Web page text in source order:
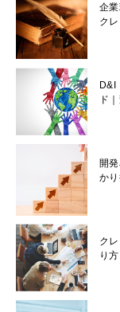
企
ク
D&I
ド
開
かり
ク
り